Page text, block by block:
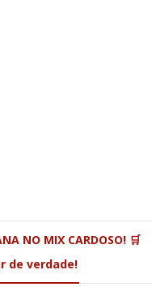
NO MIX CARDOSO! 🛒
de verdade!